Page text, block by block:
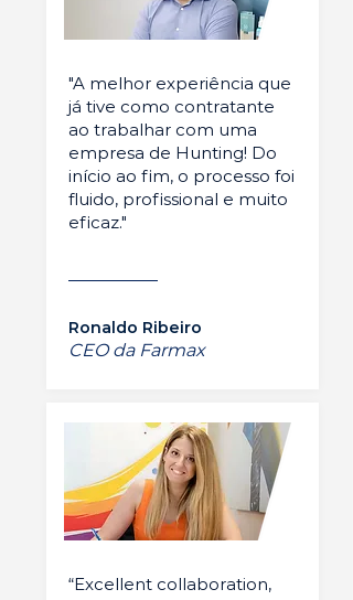
"A melhor experiência que
já tive como contratante
ao trabalhar com uma
empresa de Hunting! Do
início ao fim, o processo foi
fluido, profissional e muito
eficaz."
Ronaldo Ribeiro
CEO da Farmax
“Excellent collaboration,